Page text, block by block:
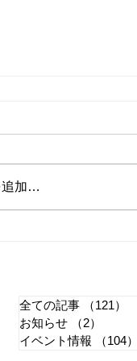
8月スケジュールのお
追加…
全ての記事 （121）
お知らせ
（2）
イベント情報
（104）